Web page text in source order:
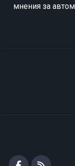
мнения за